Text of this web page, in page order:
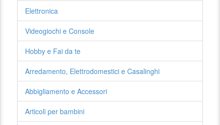
Elettronica
Videogiochi e Console
Hobby e Fai da te
Arredamento, Elettrodomestici e Casalinghi
Abbigliamento e Accessori
Articoli per bambini